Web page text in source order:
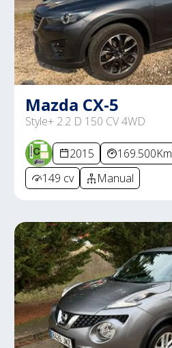
Mazda CX-5
Style+ 2.2 D 150 CV 4WD
2015 169.500Km
149 cv
Manual